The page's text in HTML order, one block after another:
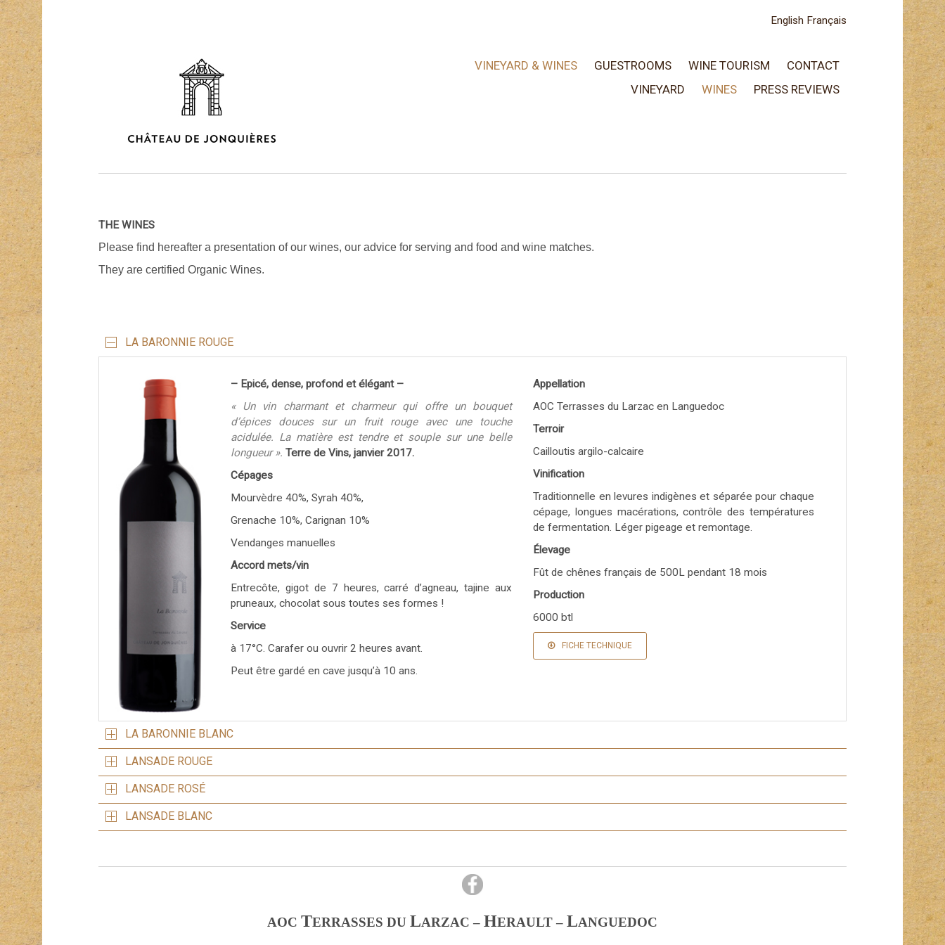
English Français
VINEYARD & WINES GUESTROOMS WINE TOURISM
CONTACT
VINEYARD
WINES PRESS REVIEWS
THE WINES
Please find hereafter a presentation of our wines, our advice for serving and food and wine matches.
They are certified Organic Wines.
LA BARONNIE ROUGE
– Epicé, dense, profond et élégant –
« Un vin charmant et charmeur qui offre un bouquet
d’épices douces sur un fruit rouge avec une touche
acidulée. La matière est tendre et souple sur une belle
longueur ». Terre de Vins, janvier 2017.
Cépages
Mourvèdre 40%, Syrah 40%,
Grenache 10%, Carignan 10%
Vendanges manuelles
Accord mets/vin
Entrecôte, gigot de 7 heures, carré d’agneau, tajine aux
pruneaux, chocolat sous toutes ses formes !
Service
à 17°C. Carafer ou ouvrir 2 heures avant.
Peut être gardé en cave jusqu’à 10 ans.
Appellation
AOC Terrasses du Larzac en Languedoc
Terroir
Cailloutis argilo-calcaire
Vinification
Traditionnelle en levures indigènes et séparée pour chaque
cépage, longues macérations, contrôle des températures
de fermentation. Léger pigeage et remontage.
Élevage
Fût de chênes français de 500L pendant 18 mois
Production
6000 btl
FICHE TECHNIQUE
LA BARONNIE BLANC
LANSADE ROUGE
LANSADE ROSÉ
LANSADE BLANC
AOC TERRASSES DU LARZAC – HERAULT – LANGUEDOC